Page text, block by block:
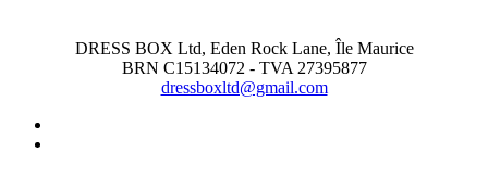
DRESS BOX Ltd, Eden Rock Lane, Île Maurice
BRN C15134072 - TVA 27395877
dressboxltd@gmail.com